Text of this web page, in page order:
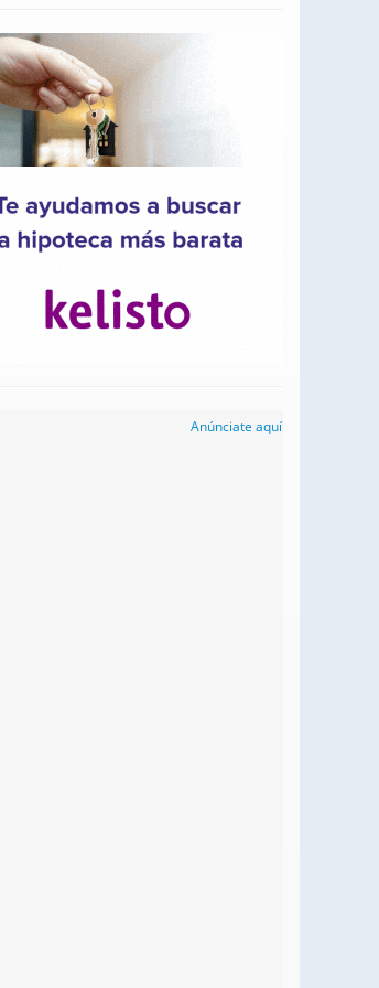
Anúnciate aquí